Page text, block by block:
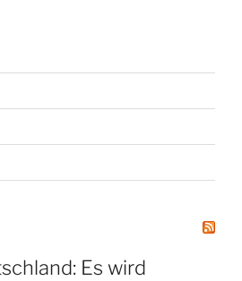
Es wird